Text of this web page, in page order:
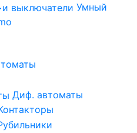
Умный
Диф. автоматы